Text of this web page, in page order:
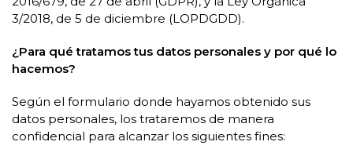
3/2018, de 5 de diciembre (LOPDGDD).
¿Para qué tratamos tus datos personales y por qué lo
hacemos?
Según el formulario donde hayamos obtenido sus
datos personales, los trataremos de manera
confidencial para alcanzar los siguientes fines: